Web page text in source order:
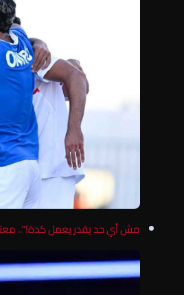
مش أي حد يقدر يعمل كدة!”..